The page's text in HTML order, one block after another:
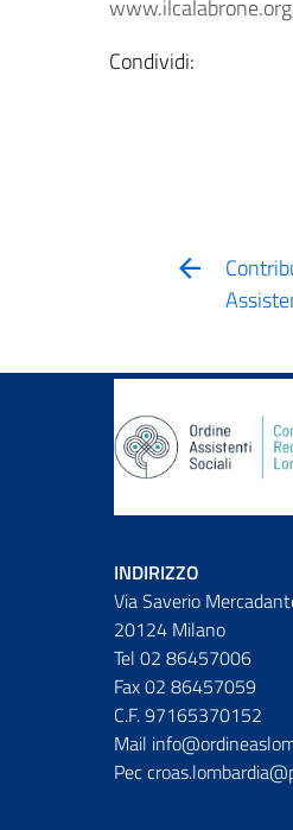
www.ilcalabrone.org
Condividi:
INDIRIZZO
Via Saverio
20124 Milano
Tel 02 86457006
Fax 02 86457059
C.F. 97165370152
Mail
Pec